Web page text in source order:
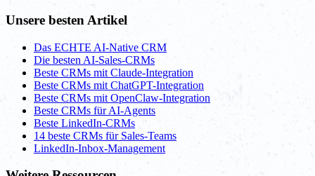
Unsere besten Artikel
Das ECHTE AI-Native CRM
Die besten AI-Sales-CRMs
Beste CRMs mit Claude-Integration
Beste CRMs mit ChatGPT-Integration
Beste CRMs mit OpenClaw-Integration
Beste CRMs für AI-Agents
Beste LinkedIn-CRMs
14 beste CRMs für Sales-Teams
LinkedIn-Inbox-Management